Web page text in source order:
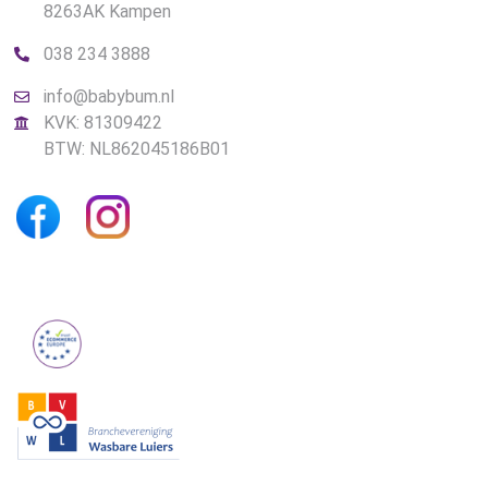
8263AK Kampen
038 234 3888
info@babybum.nl
KVK: 81309422
BTW: NL862045186B01